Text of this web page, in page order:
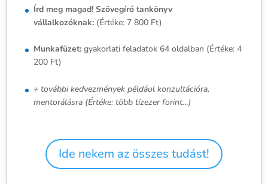
Írd meg magad! Szövegíró tankönyv
vállalkozóknak: (Értéke: 7 800 Ft)
Munkafüzet: gyakorlati feladatok 64 oldalban (Értéke: 4
200 Ft)
+ további kedvezmények például konzultációra,
mentorálásra (Értéke: több tízezer forint…)
Ide nekem az összes tudást!